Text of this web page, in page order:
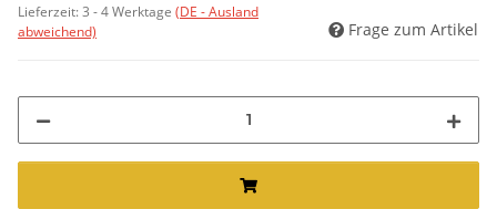
Lieferzeit:3 - 4 Werktage (DE - Ausland
abweichend)
Frage zum Artikel